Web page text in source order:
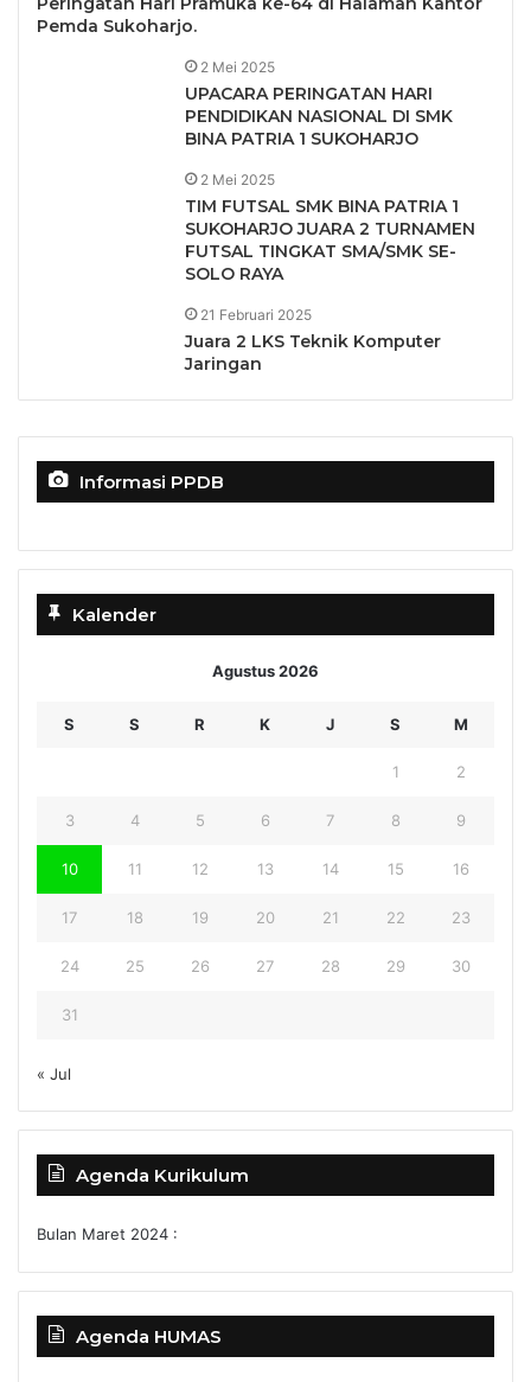
Pemda Sukoharjo.
2 Mei 2025
UPACARA PERINGATAN HARI
PENDIDIKAN NASIONAL DI SMK
BINA PATRIA 1 SUKOHARJO
2 Mei 2025
TIM FUTSAL SMK BINA PATRIA 1
SUKOHARJO JUARA 2 TURNAMEN
FUTSAL TINGKAT SMA/SMK SE-
SOLO RAYA
21 Februari 2025
Juara 2 LKS Teknik Komputer
Jaringan
Informasi PPDB
Kalender
Agustus 2026
S S R K J S M
1 2
3 4 5 6 7 8 9
10 11 12 13 14 15 16
17 18 19 20 21 22 23
24 25 26 27 28 29 30
31
« Jul
Agenda Kurikulum
Bulan Maret 2024 :
Agenda HUMAS